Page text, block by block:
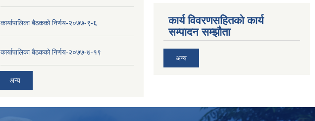
कार्यापालिका बैठकको निर्णय-२०७७-९-६
कार्यापालिका बैठकको निर्णय-२०७७-७-१९
अन्य
कार्य विवरणसहितको कार्य
सम्पादन सम्झौता
अन्य